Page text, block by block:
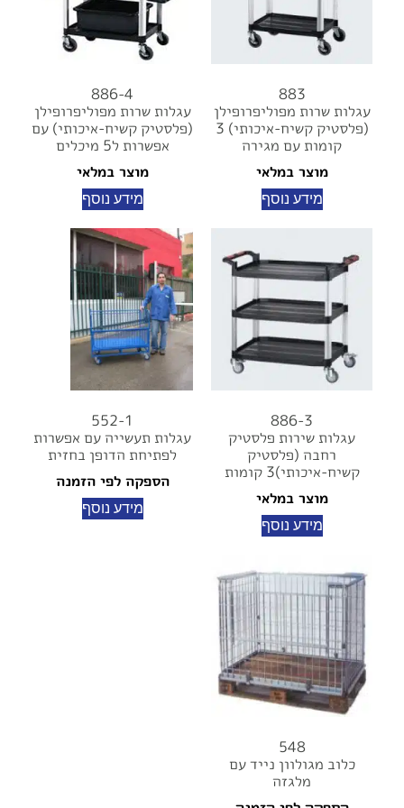
883
עגלות שרות מפוליפרופילן
(פלסטיק קשיח-איכותי) 3
קומות עם מגירה
מוצר במלאי
מידע נוסף
886-4
עגלות שרות מפוליפרופילן
(פלסטיק קשיח-איכותי) עם
אפשרות ל5 מיכלים
מוצר במלאי
מידע נוסף
886-3
עגלות שירות פלסטיק
רחבה (פלסטיק
קשיח-איכותי)3 קומות
מוצר במלאי
מידע נוסף
552-1
עגלות תעשייה עם אפשרות
לפתיחת הדופן בחזית
הספקה לפי הזמנה
מידע נוסף
548
כלוב מגולוון נייד עם
מלגזה